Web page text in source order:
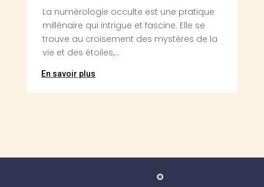
La numérologie occulte est une pratique
millénaire qui intrigue et fascine. Elle se
trouve au croisement des mystères de la
vie et des étoiles,...
En savoir plus